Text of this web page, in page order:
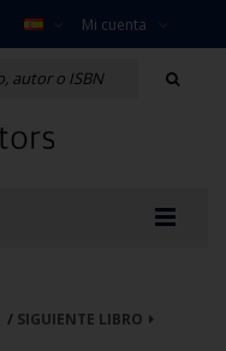
Mi cuenta
SIGUIENTE LIBRO
/